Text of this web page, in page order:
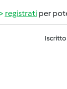
registrati per
Iscritto